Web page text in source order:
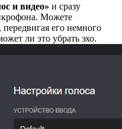
и видео» и сразу
Можете
передвигая его немного
ли это убрать эхо.